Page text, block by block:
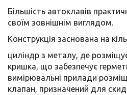
Більшість автоклавів
своїм зовнішнім виглядом.
Конструкція заснована на
циліндр з металу, де
кришка, що забезпечує
вимірювальні прилади
клапан, призначений для